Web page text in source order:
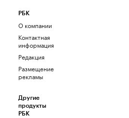
РБК
О компании
Контактная
информация
Редакция
Размещение
рекламы
Другие
продукты
РБК